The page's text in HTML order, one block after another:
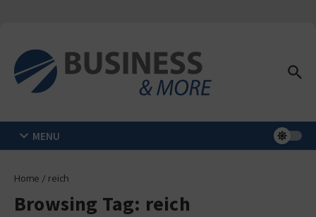
MENU
Home / reich
Browsing Tag: reich